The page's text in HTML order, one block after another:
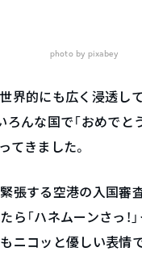
photo by pixabey
界的にも広く浸透し
ろんな国で「おめでと
てきました。
張する空港の入国審
ら「ハネムーンさっ！
ニコッと優しい表情で